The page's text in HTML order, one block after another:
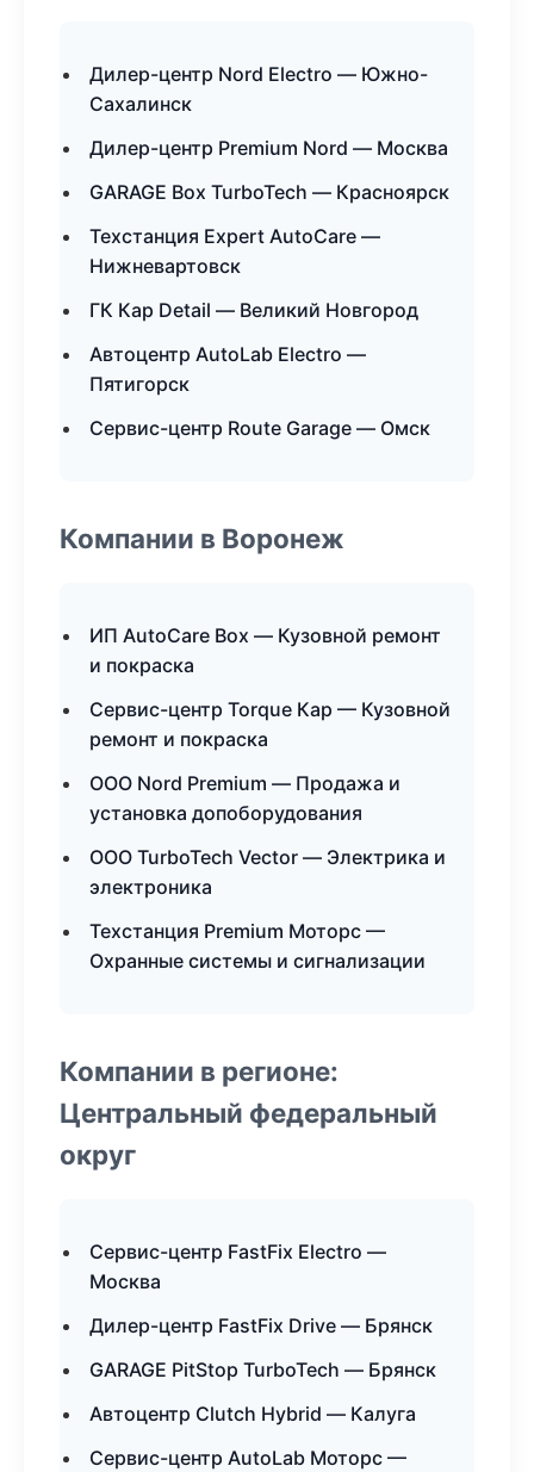
Дилер-центр Nord Electro — Южно-
Сахалинск
Дилер-центр Premium Nord — Москва
GARAGE Box TurboTech — Красноярск
Техстанция Expert AutoCare —
Нижневартовск
ГК Кар Detail — Великий Новгород
Автоцентр AutoLab Electro —
Пятигорск
Сервис-центр Route Garage — Омск
Компании в Воронеж
ИП AutoCare Box — Кузовной ремонт
и покраска
Сервис-центр Torque Кар — Кузовной
ремонт и покраска
ООО Nord Premium — Продажа и
установка допоборудования
ООО TurboTech Vector — Электрика и
электроника
Техстанция Premium Моторс —
Охранные системы и сигнализации
Компании в регионе:
Центральный федеральный
округ
Сервис-центр FastFix Electro —
Москва
Дилер-центр FastFix Drive — Брянск
GARAGE PitStop TurboTech — Брянск
Автоцентр Clutch Hybrid — Калуга
Сервис-центр AutoLab Моторс —